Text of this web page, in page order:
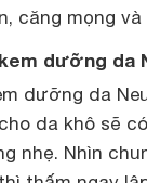
căng mọng
dưỡng da
dưỡng da
da khô sẽ
nhẹ. Nhìn